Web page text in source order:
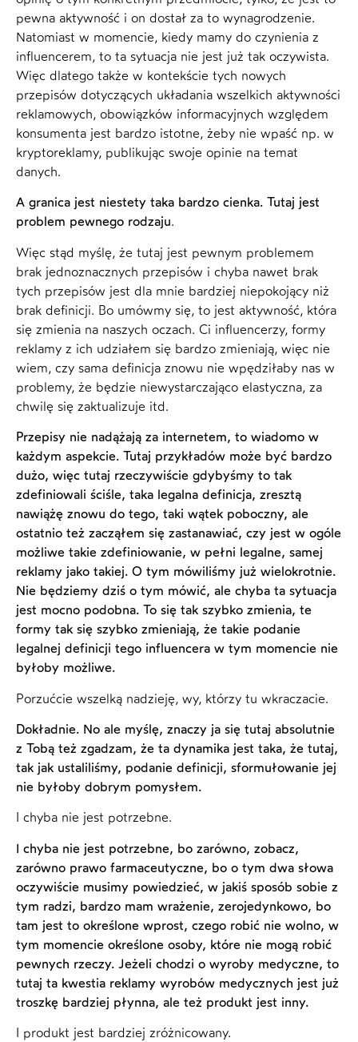
pewna aktywność i on dostał za to wynagrodzenie.
Natomiast w momencie, kiedy mamy do czynienia z
influencerem, to ta sytuacja nie jest już tak oczywista.
Więc dlatego także w kontekście tych nowych
przepisów dotyczących układania wszelkich aktywności
reklamowych, obowiązków informacyjnych względem
konsumenta jest bardzo istotne, żeby nie wpaść np. w
kryptoreklamy, publikując swoje opinie na temat
danych.
A granica jest niestety taka bardzo cienka. Tutaj jest
problem pewnego rodzaju.
Więc stąd myślę, że tutaj jest pewnym problemem
brak jednoznacznych przepisów i chyba nawet brak
tych przepisów jest dla mnie bardziej niepokojący niż
brak definicji. Bo umówmy się, to jest aktywność, która
się zmienia na naszych oczach. Ci influencerzy, formy
reklamy z ich udziałem się bardzo zmieniają, więc nie
wiem, czy sama definicja znowu nie wpędziłaby nas w
problemy, że będzie niewystarczająco elastyczna, za
chwilę się zaktualizuje itd.
Przepisy nie nadążają za internetem, to wiadomo w
każdym aspekcie. Tutaj przykładów może być bardzo
dużo, więc tutaj rzeczywiście gdybyśmy to tak
zdefiniowali ściśle, taka legalna definicja, zresztą
nawiążę znowu do tego, taki wątek poboczny, ale
ostatnio też zacząłem się zastanawiać, czy jest w ogóle
możliwe takie zdefiniowanie, w pełni legalne, samej
reklamy jako takiej. O tym mówiliśmy już wielokrotnie.
Nie będziemy dziś o tym mówić, ale chyba ta sytuacja
jest mocno podobna. To się tak szybko zmienia, te
formy tak się szybko zmieniają, że takie podanie
legalnej definicji tego influencera w tym momencie nie
byłoby możliwe.
Porzućcie wszelką nadzieję, wy, którzy tu wkraczacie.
Dokładnie. No ale myślę, znaczy ja się tutaj absolutnie
z Tobą też zgadzam, że ta dynamika jest taka, że tutaj,
tak jak ustaliliśmy, podanie definicji, sformułowanie jej
nie byłoby dobrym pomysłem.
I chyba nie jest potrzebne.
I chyba nie jest potrzebne, bo zarówno, zobacz,
zarówno prawo farmaceutyczne, bo o tym dwa słowa
oczywiście musimy powiedzieć, w jakiś sposób sobie z
tym radzi, bardzo mam wrażenie, zerojedynkowo, bo
tam jest to określone wprost, czego robić nie wolno, w
tym momencie określone osoby, które nie mogą robić
pewnych rzeczy. Jeżeli chodzi o wyroby medyczne, to
tutaj ta kwestia reklamy wyrobów medycznych jest już
troszkę bardziej płynna, ale też produkt jest inny.
I produkt jest bardziej zróżnicowany.